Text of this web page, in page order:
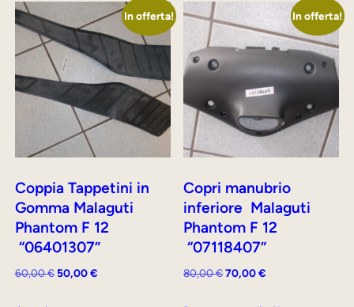
In offerta!
Coppia Tappetini in
Gomma Malaguti
Phantom F 12
“06401307”
60,00€ Il
50,00€Il
In offerta!
Copri manubrio
inferiore Malaguti
Phantom F 12
“07118407”
80,00€Il
70,00€